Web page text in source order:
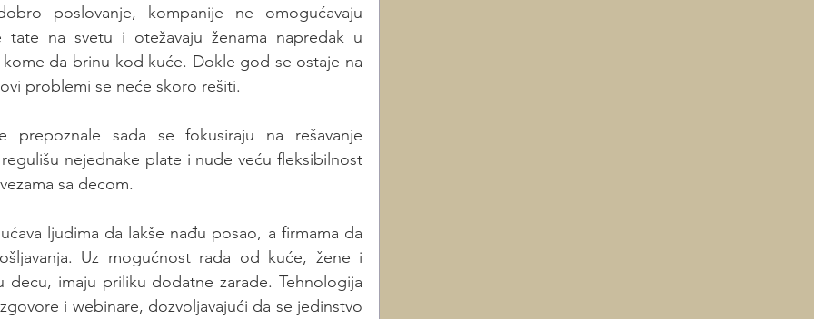
poslovanje, kompanije ne omogućavaju
tate na svetu i otežavaju ženama napredak u
da brinu kod kuće. Dokle god se ostaje na
problemi se neće skoro rešiti.
sada se fokusiraju na rešavanje
nejednake plate i nude veću fleksibilnost
sa decom.
ljudima da lakše nađu posao, a firmama da
Uz mogućnost rada od kuće, žene i
decu, imaju priliku dodatne zarade. Tehnologija
i webinare, dozvoljavajući da se jedinstvo